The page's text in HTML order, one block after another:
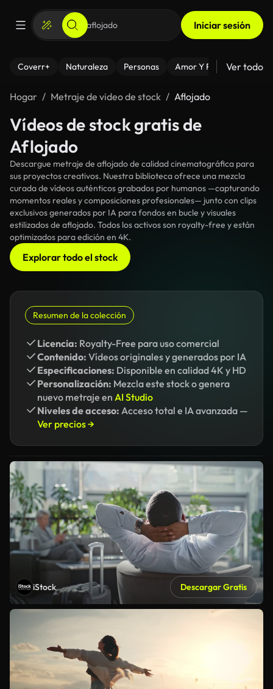
Iniciar sesión
Coverr+ Naturaleza Personas Amor Y Relaciones
Ver todo
Hogar Metraje de video de stock Aflojado
Vídeos de stock gratis de
Aflojado
Descargue metraje de aflojado de calidad cinematográfica para
sus proyectos creativos. Nuestra biblioteca ofrece una mezcla
curada de vídeos auténticos grabados por humanos —capturando
momentos reales y composiciones profesionales— junto con clips
exclusivos generados por IA para fondos en bucle y visuales
estilizados de aflojado. Todos los activos son royalty-free y están
optimizados para edición en 4K.
Explorar todo el stock
Resumen de la colección
Licencia: Royalty-Free para uso comercial
Contenido: Vídeos originales y generados por IA
Especificaciones: Disponible en calidad 4K y HD
Personalización: Mezcla este stock o genera
nuevo metraje en AI Studio
Niveles de acceso: Acceso total e IA avanzada —
Ver precios →
iStock Descargar Gratis